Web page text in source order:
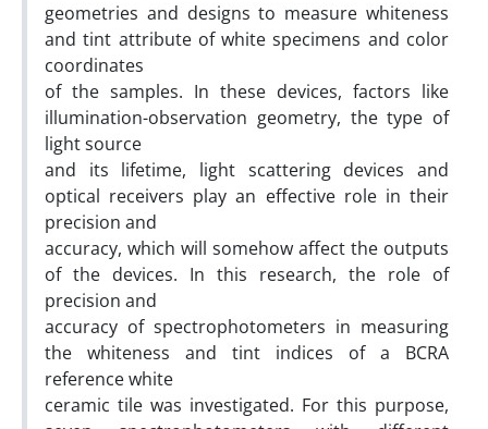
geometries and designs to measure whiteness
and tint attribute of white specimens and color
coordinates
of the samples. In these devices, factors like
illumination-observation geometry, the type of
light source
and its lifetime, light scattering devices and
optical receivers play an effective role in their
precision and
accuracy, which will somehow affect the outputs
of the devices. In this research, the role of
precision and
accuracy of spectrophotometers in measuring
the whiteness and tint indices of a BCRA
reference white
ceramic tile was investigated. For this purpose,